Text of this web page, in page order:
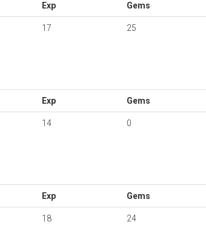
Exp Gems
17 25
Exp Gems
14 0
Exp Gems
18 24